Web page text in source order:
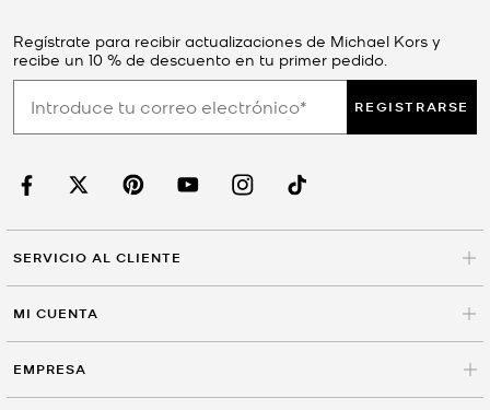
Regístrate para recibir actualizaciones de Michael Kors y
recibe un 10 % de descuento en tu primer pedido.
REGISTRARSE
SERVICIO AL CLIENTE
MI CUENTA
EMPRESA